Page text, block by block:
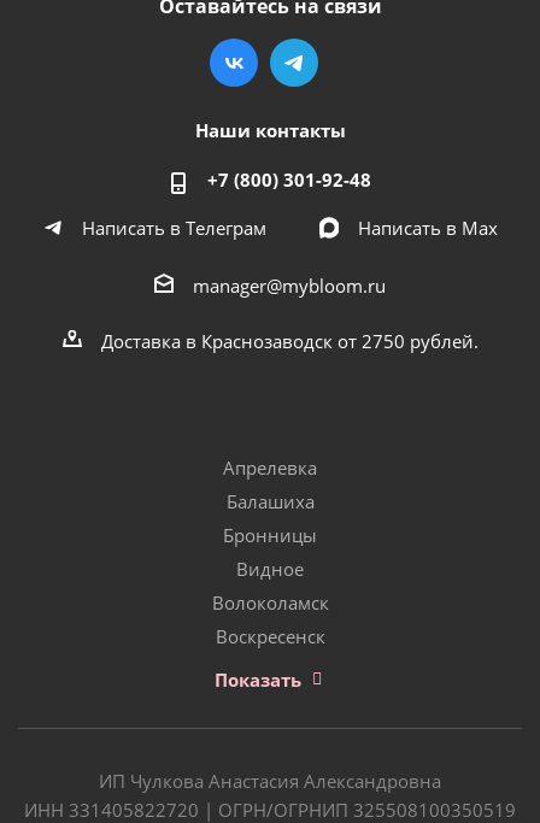
Оставайтесь на связи
Наши контакты
+7 (800) 301-92-48
Написать в Телеграм
Написать в Мах
manager@mybloom.ru
Доставка в Краснозаводск от 2750 рублей.
Апрелевка
Балашиха
Бронницы
Видное
Волоколамск
Воскресенск
Показать
ИП Чулкова Анастасия Александровна
ИНН 331405822720 | ОГРН/ОГРНИП 325508100350519